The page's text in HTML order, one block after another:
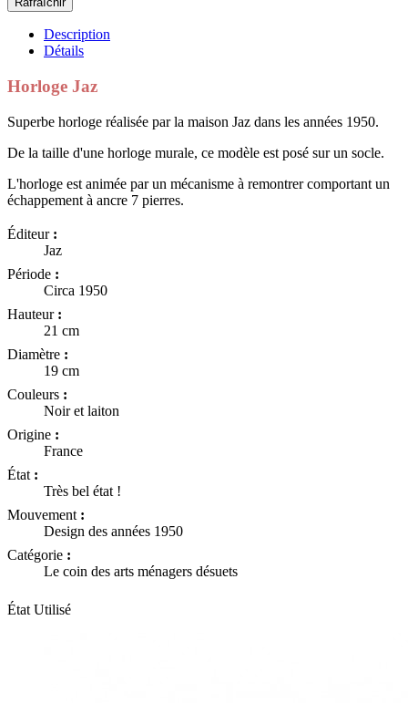
Description
Détails
Horloge Jaz
Superbe horloge réalisée par la maison Jaz dans les années 1950.
De la taille d'une horloge murale, ce modèle est posé sur un socle.
L'horloge est animée par un mécanisme à remontrer comportant un
échappement à ancre 7 pierres.
Éditeur :
Jaz
Période :
Circa 1950
Hauteur :
21 cm
Diamètre :
19 cm
Couleurs :
Noir et laiton
Origine :
France
État :
Très bel état !
Mouvement :
Design des années 1950
Catégorie :
Le coin des arts ménagers désuets
État Utilisé